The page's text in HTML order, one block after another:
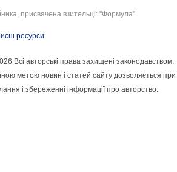
присвячена вчительці: "Формула"
ресурси
Всі авторські права захищені законодавством.
метою новин і статей сайту дозволяється при
і збереженні інформації про авторство.